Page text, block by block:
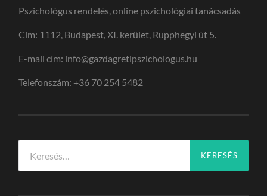
Pszichológus rendelés, online pszichológiai tanácsadás
Cím: 1112, Budapest, XI. kerület, Rupphegyi út 5.
E-mail cím: info@gazdagretipszichologus.hu
Telefonszám: +36 70 254 5482